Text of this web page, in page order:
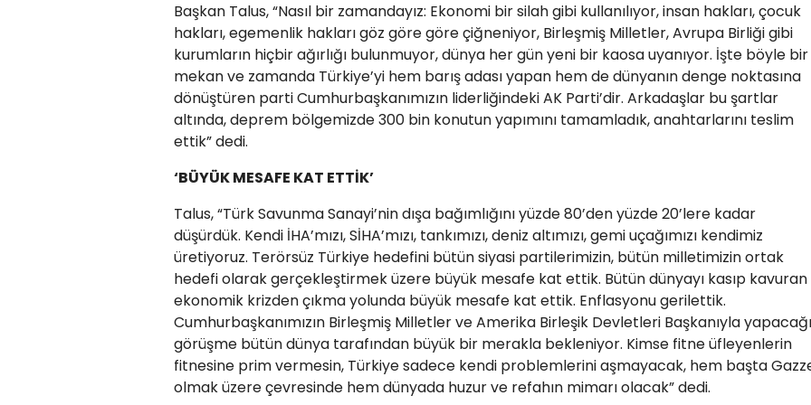
Başkan Talus, “Nasıl bir zamandayız: Ekonomi bir silah gibi kullanılıyor, insan hakları, çocuk
hakları, egemenlik hakları göz göre göre çiğneniyor, Birleşmiş Milletler, Avrupa Birliği gibi
kurumların hiçbir ağırlığı bulunmuyor, dünya her gün yeni bir kaosa uyanıyor. İşte böyle bir
mekan ve zamanda Türkiye’yi hem barış adası yapan hem de dünyanın denge noktasına
dönüştüren parti Cumhurbaşkanımızın liderliğindeki AK Parti’dir. Arkadaşlar bu şartlar
altında, deprem bölgemizde 300 bin konutun yapımını tamamladık, anahtarlarını teslim
ettik” dedi.
‘BÜYÜK MESAFE KAT ETTİK’
Talus, “Türk Savunma Sanayi’nin dışa bağımlığını yüzde 80’den yüzde 20’lere kadar
düşürdük. Kendi İHA’mızı, SİHA’mızı, tankımızı, deniz altımızı, gemi uçağımızı kendimiz
üretiyoruz. Terörsüz Türkiye hedefini bütün siyasi partilerimizin, bütün milletimizin ortak
hedefi olarak gerçekleştirmek üzere büyük mesafe kat ettik. Bütün dünyayı kasıp kavuran
ekonomik krizden çıkma yolunda büyük mesafe kat ettik. Enflasyonu gerilettik.
Cumhurbaşkanımızın Birleşmiş Milletler ve Amerika Birleşik Devletleri Başkanıyla yapacağı
görüşme bütün dünya tarafından büyük bir merakla bekleniyor. Kimse fitne üfleyenlerin
fitnesine prim vermesin, Türkiye sadece kendi problemlerini aşmayacak, hem başta
olmak üzere çevresinde hem dünyada huzur ve refahın mimarı olacak” dedi.